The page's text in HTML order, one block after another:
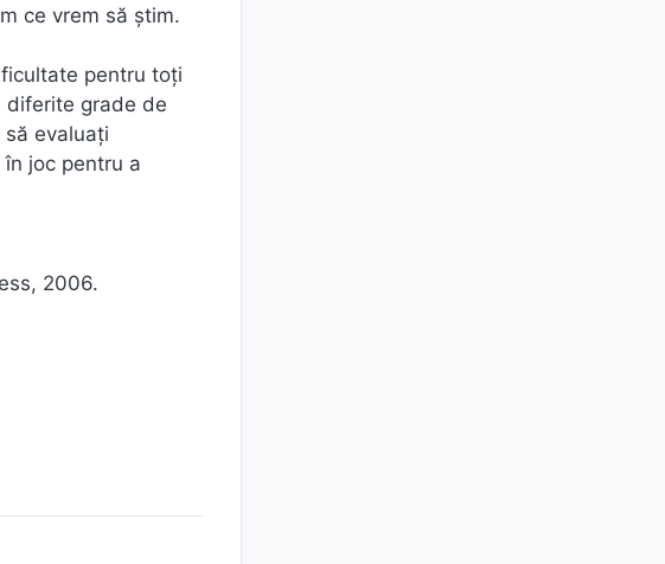
ce vrem să știm.
pentru toți
diferite grade de
evaluați
joc pentru a
2006.